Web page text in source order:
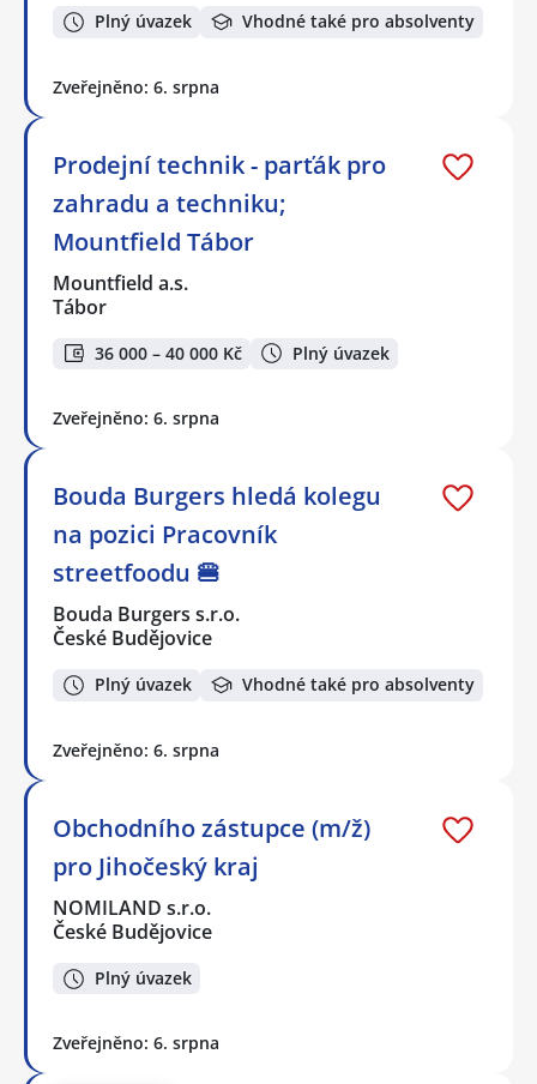
Plný úvazek Vhodné také pro absolventy
Zveřejněno: 6. srpna
Prodejní technik - parťák pro
zahradu a techniku;
Mountfield Tábor
Mountfield a.s.
Tábor
36 000 – 40 000 Kč Plný úvazek
Zveřejněno: 6. srpna
Bouda Burgers hledá kolegu
na pozici Pracovník
streetfoodu 🍔
Bouda Burgers s.r.o.
České Budějovice
Plný úvazek Vhodné také pro absolventy
Zveřejněno: 6. srpna
Obchodního zástupce (m/ž)
pro Jihočeský kraj
NOMILAND s.r.o.
České Budějovice
Plný úvazek
Zveřejněno: 6. srpna